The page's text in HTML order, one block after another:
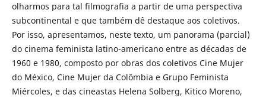
olharmos para tal filmografia a partir de uma perspectiva
subcontinental e que também dê destaque aos coletivos.
Por isso, apresentamos, neste texto, um panorama (parcial)
do cinema feminista latino-americano entre as décadas de
1960 e 1980, composto por obras dos coletivos Cine Mujer
do México, Cine Mujer da Colômbia e Grupo Feminista
Miércoles, e das cineastas Helena Solberg, Kitico Moreno,